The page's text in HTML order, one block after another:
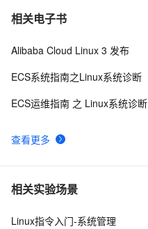
相关电子书
查看更多
Alibaba Cloud Linux 3 发布
ECS系统指南之Linux系统诊断
ECS运维指南 之 Linux系统诊断
相关实验场景
Linux指令入门-系统管理